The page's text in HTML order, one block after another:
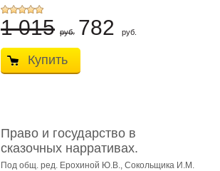
1 015 руб. 782 руб.
Купить
Право и государство в
сказочных нарративах.
Мо ...
Под общ. ред. Ерохиной Ю.В., Сокольщика И.М.